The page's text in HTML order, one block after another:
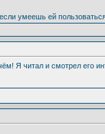
умеешь ей
Я читал и смотрел его